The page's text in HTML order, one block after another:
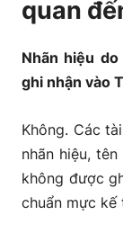
quan
Nhãn hiệu
ghi nhận vào
Không. Các
nhãn hiệu,
không được
chuẩn mực